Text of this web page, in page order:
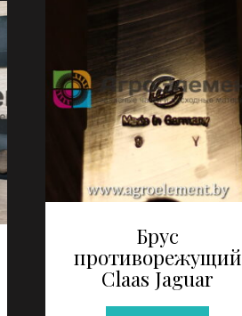
Брус
противорежущий
Claas Jaguar